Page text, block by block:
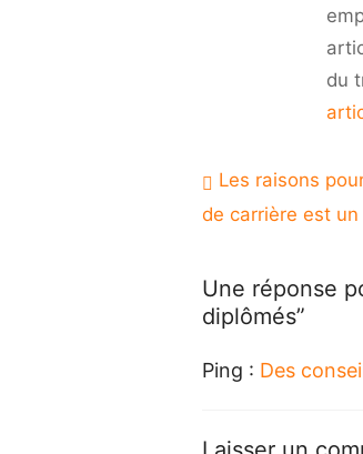
du
Navigation
de
Les raisons
de carrière est
Une réponse
diplômés”
Ping : Des